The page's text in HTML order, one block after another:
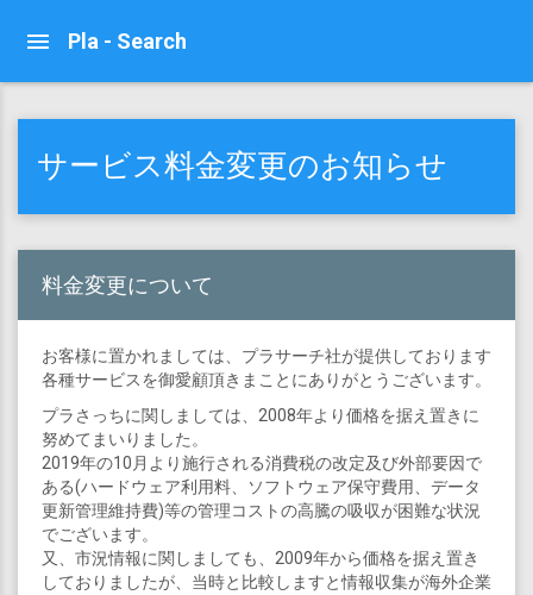
Pla - Search
サービス料金変更のお知らせ
料金変更について
お客様に置かれましては、プラサーチ社が提供しております
各種サービスを御愛顧頂きまことにありがとうございます。
プラさっちに関しましては、2008年より価格を据え置きに
努めてまいりました。
2019年の10月より施行される消費税の改定及び外部要因で
ある(ハードウェア利用料、ソフトウェア保守費用、データ
更新管理維持費)等の管理コストの高騰の吸収が困難な状況
でございます。
又、市況情報に関しましても、2009年から価格を据え置き
しておりましたが、当時と比較しますと情報収集が海外企業